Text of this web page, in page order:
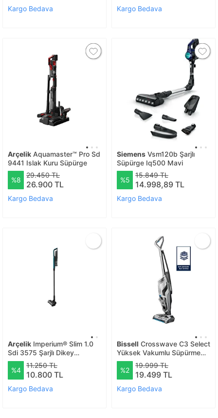
Kargo Bedava Kargo Bedava
Arçelik Aquamaster™ Pro Sd
9441 Islak Kuru Süpürge
%8
29.450 TL
26.900 TL
Kargo Bedava
Siemens Vsm120b Şarjlı
Süpürge Iq500 Mavi
%5
15.849 TL
14.998,89 TL
Kargo Bedava
Arçelik Imperium® Slim 1.0
Sdi 3575 Şarjlı Dikey
Süpürge
%4
11.250 TL
10.800 TL
Kargo Bedava
Bissell Crosswave C3 Select
Yüksek Vakumlu Süpürme
Ve Silme Makinesi
%2
19.999 TL
19.499 TL
Kargo Bedava